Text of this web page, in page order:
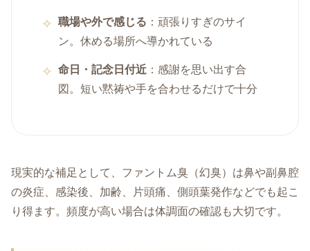
職場や外で感じる ：頑張りすぎのサイ
ン。休める場所へ導かれている
命日・記念日付近 ：感謝を思い出す合
図。短い黙祷や手を合わせるだけで十分
現実的な補足として、ファントム臭（幻臭）は鼻や副鼻腔
の炎症、感染後、加齢、片頭痛、側頭葉発作などでも起こ
り得ます。頻度が高い場合は体調面の確認も大切です。